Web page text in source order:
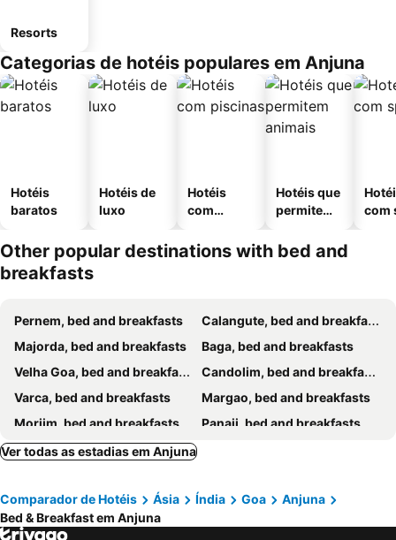
Resorts
Categorias de hotéis populares em Anjuna
Hotéis
baratos
Hotéis de
luxo
Hotéis
com
Hotéis que
permitem
com
Other popular destinations with bed and
breakfasts
Pernem, bed and breakfasts
Calangute, bed and breakfasts
Majorda, bed and breakfasts
Baga, bed and breakfasts
Velha Goa, bed and breakfasts
Candolim, bed and breakfasts
Varca, bed and breakfasts
Margao, bed and breakfasts
Morjim, bed and breakfasts
Panaji, bed and breakfasts
Vasco da Gama, bed and breakfasts
Siolim, bed and breakfasts
Sawantwadi, bed and breakfasts
Ponda, bed and breakfasts
Colva, bed and breakfasts
Ver todas as estadias em Anjuna
Comparador de Hotéis Ásia Índia Goa
Anjuna
Bed & Breakfast em Anjuna